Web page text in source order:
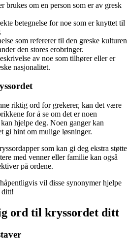
brukes om en person som er av gresk
betegnelse for noe som er knyttet til
som refererer til den greske kulturen
den stores erobringer.
av noe som tilhører eller er
nasjonalitet.
riktig ord for grekerer, kan det være
for å se om det er noen
hjelpe deg. Noen ganger kan
gi hint om mulige løsninger.
som kan gi deg ekstra støtte
med venner eller familie kan også
på ordene.
vil disse synonymer hjelpe
ditt!
ord til kryssordet ditt